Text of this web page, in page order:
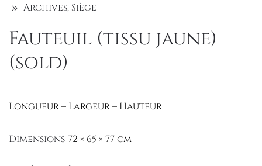
Archives, Siège
Fauteuil (tissu jaune)
(sold)
Longueur – Largeur – Hauteur
Dimensions 72 × 65 × 77 cm